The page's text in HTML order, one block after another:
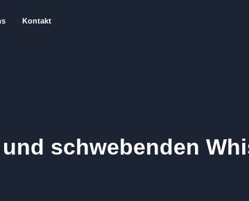
Kontakt
schwebenden